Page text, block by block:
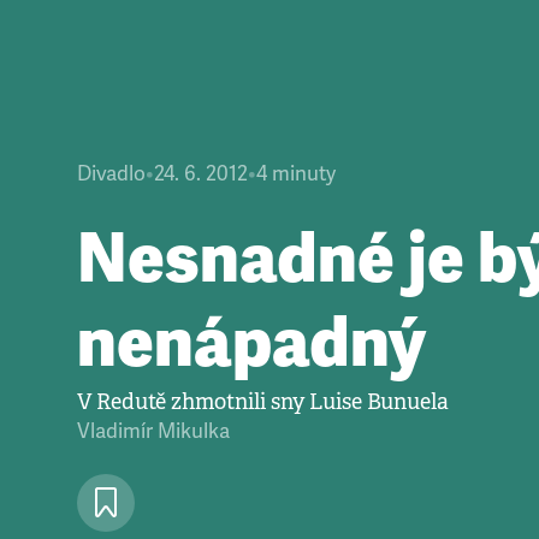
Divadlo•24. 6. 2012•4 minuty
Nesnadné je
nenápadný
V Redutě zhmotnili sny Luise Bunuela
Vladimír Mikulka